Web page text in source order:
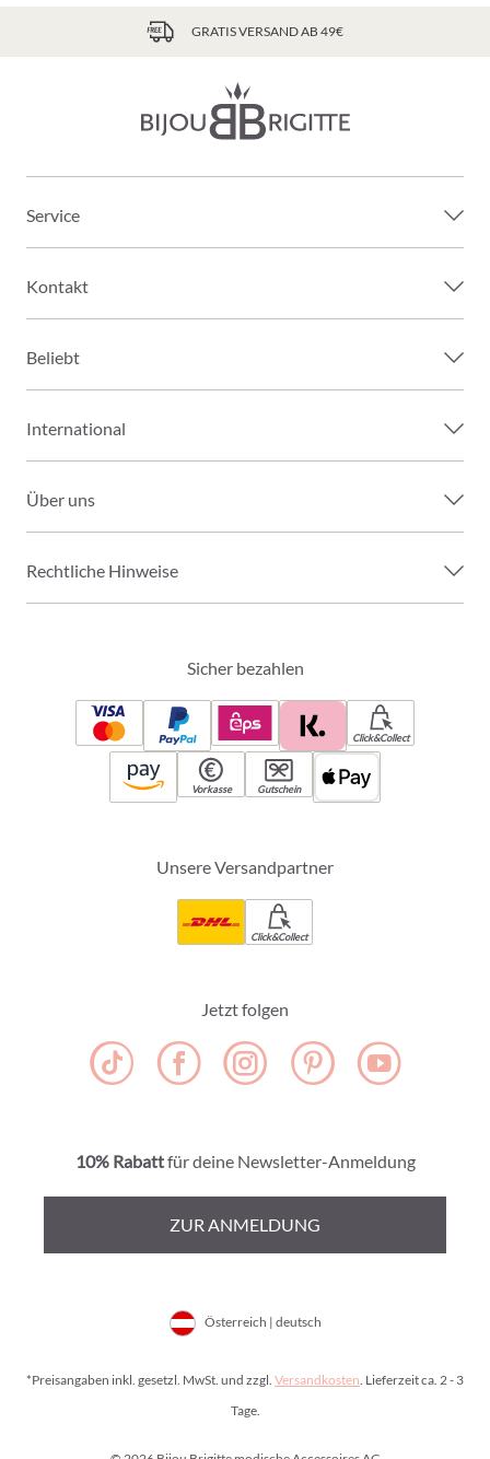
GRATIS VERSAND AB 49€
Service
Kontakt
Beliebt
International
Über uns
Rechtliche Hinweise
Sicher bezahlen
Click&Collect
Vorkasse Gutschein
Unsere Versandpartner
Click&Collect
Jetzt folgen
10% Rabattfür deine Newsletter-Anmeldung
ZUR ANMELDUNG
Österreich | deutsch
*Preisangaben inkl. gesetzl. MwSt. und zzgl. Versandkosten. Lieferzeit ca. 2 - 3
Tage.